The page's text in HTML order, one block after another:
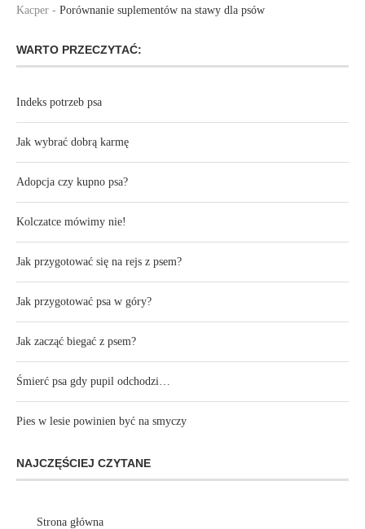
Kacper - Porównanie suplementów na stawy dla psów
WARTO PRZECZYTAĆ:
Indeks potrzeb psa
Jak wybrać dobrą karmę
Adopcja czy kupno psa?
Kolczatce mówimy nie!
Jak przygotować się na rejs z psem?
Jak przygotować psa w góry?
Jak zacząć biegać z psem?
Śmierć psa gdy pupil odchodzi…
Pies w lesie powinien być na smyczy
NAJCZĘŚCIEJ CZYTANE
Strona główna